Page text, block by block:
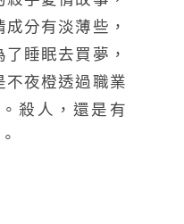
分有淡薄些，
睡眠去買夢，
不夜橙透過職業
殺人，還是有